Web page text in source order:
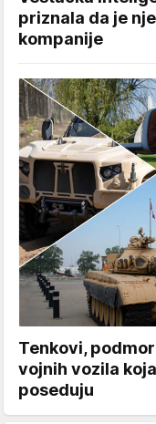
priznala da je
kompanije
Tenkovi,
vojnih vozila
poseduju